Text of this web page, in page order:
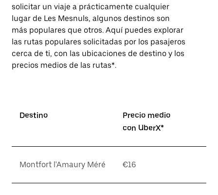
solicitar un viaje a prácticamente cualquier
lugar de Les Mesnuls, algunos destinos son
más populares que otros. Aquí puedes explorar
las rutas populares solicitadas por los pasajeros
cerca de ti, con las ubicaciones de destino y los
precios medios de las rutas*.
Destino
Precio medio
con UberX*
Montfort l'Amaury Méré €16